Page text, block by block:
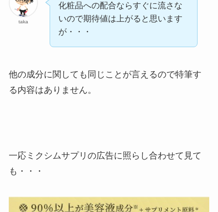
taka
化粧品への配合ならすぐに流さな
いので期待値は上がると思います
が・・・
他の成分に関しても同じことが言えるので特筆す
る内容はありません。
一応ミクシムサプリの広告に照らし合わせて見て
も・・・